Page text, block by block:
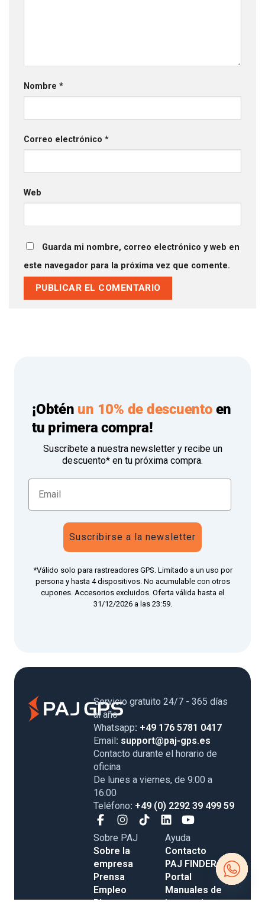
Nombre *
Correo electrónico *
Web
Guarda mi nombre, correo electrónico y web en
este navegador para la próxima vez que comente.
¡Obtén un 10% de descuentoen
tu primera compra!
Suscríbete a nuestra newsletter y recibe un
descuento* en tu próxima compra.
Suscribirse a la newsletter
*Válido solo para rastreadores GPS. Limitado a un uso por
persona y hasta 4 dispositivos. No acumulable con otros
cupones. Accesorios excluidos. Oferta válida hasta el
31/12/2026 a las 23:59.
Servicio gratuito 24/7 - 365 días
al año
Whatsapp: +49 176 5781 0417
Email: support@paj-gps.es
Contacto durante el horario de
oficina
De lunes a viernes, de 9:00 a
16:00
Teléfono: +49 (0) 2292 39 499 59
Sobre PAJ
Sobre la
empresa
Prensa
Empleo
Blog
Ayuda
Contacto
PAJ FINDER
Portal
Manuales de
instrucciones